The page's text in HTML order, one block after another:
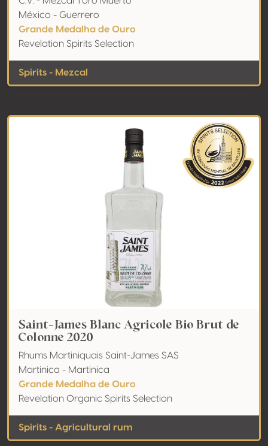
México - Guerrero
Grande Medalha de Ouro
Revelation Spirits Selection
Spirits - Mezcal
Saint-James Blanc Agricole Bio Brut de
Colonne 2020
Rhums Martiniquais Saint-James SAS
Martinica - Martinica
Grande Medalha de Ouro
Revelation Organic Spirits Selection
Spirits - Agricultural rum